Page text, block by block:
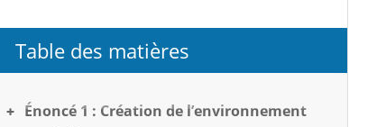
Table des matières
Énoncé 1 : Création de l’environnement